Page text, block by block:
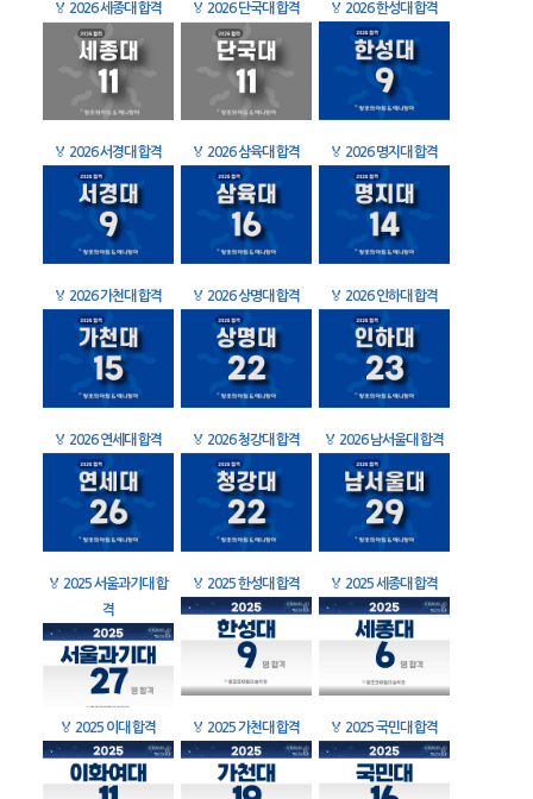
🏅 2026 세종대 합격 🏅 2026 단국대 합격 🏅 2026 한성대 합격
🏅 2026 서경대 합격 🏅 2026 삼육대 합격 🏅 2026 명지대 합격
🏅 2026 가천대 합격 🏅 2026 상명대 합격 🏅 2026 인하대 합격
🏅 2026 연세대 합격 🏅 2026 청강대 합격 🏅 2026 남서울대 합격
🏅 2025 서울과기대 합
격
🏅 2025 한성대 합격 🏅 2025 세종대 합격
🏅 2025 이대 합격 🏅 2025 가천대 합격 🏅 2025 국민대 합격